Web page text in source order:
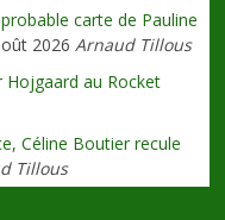
carte de Pauline
2026 Arnaud Tillous
Hojgaard au Rocket
Céline Boutier recule
Tillous